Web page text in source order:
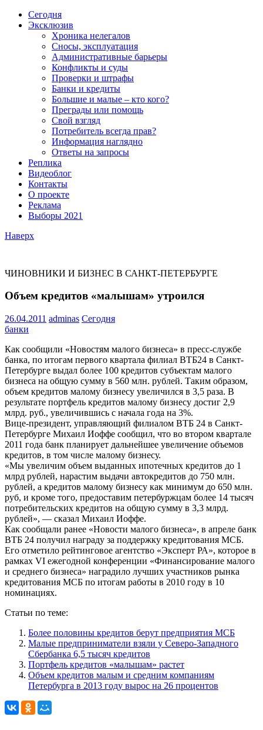
Сегодня
Эксклюзив
Хроника нелегалов
Сносы, эксплуатация
Административные барьеры
Конфликты и суды
Проверки и штрафы
Банки и кредиты
Большие и малые – кто кого?
Преграды или помощь
Свой взгляд
Потребитель всегда прав?
Информация наглядно
Ответы на запросы
Реплика
Видеоблог
Контакты
О проекте
Реклама
Выборы 2021
Наверх
ЧИНОВНИКИ И БИЗНЕС В САНКТ-ПЕТЕРБУРГЕ
Объем кредитов «малышам» утроился
26.04.2011 adminas Сегодня
банки
Как сообщили «Новостям малого бизнеса» в пресс-службе
банка, по итогам первого квартала филиал ВТБ24 в Санкт-
Петербурге выдал более 100 кредитов субъектам малого
бизнеса на общую сумму в 560 млн. рублей. Таким образом,
объем кредитов малому бизнесу увеличился в 3,5 раза. В
результате портфель кредитов малому бизнесу достиг 2,9
млрд. руб., увеличившись с начала года на 3%.
Вице-президент, управляющий филиалом ВТБ 24 в Санкт-
Петербурге Михаил Иоффе сообщил, что во втором квартале
2011 года банк планирует дальнейшее увеличение объемов
кредитов, в том числе малому бизнесу.
«Мы увеличим объем выданных ипотечных кредитов до 1
млрд рублей, нарастим выдачи автокредитов до 750 млн.
рублей, а кредитов малому бизнесу как минимум до 650 млн.
руб, и кроме того, предоставим петербуржцам более 14 тысяч
потребительских кредитов на общую сумму в 3,3 млрд.
рублей», — сказал Михаил Иоффе.
Как сообщали ранее «Новости малого бизнеса», в апреле банк
ВТБ 24 получил награду за поддержку кредитования МСБ.
Его отметило рейтинговое агентство «Эксперт РА», которое в
рамках VI ежегодной конференции «Финансирование малого
и среднего бизнеса» наградило лучших участников рынка
кредитования МСБ по итогам работы в 2010 году в 10
номинациях.
Статьи по теме:
Более половины кредитов берут предприятия МСБ
Малые предприниматели взяли у Северо-Западного
Сбербанка 6,5 тысяч кредитов
Портфель кредитов «малышам» растет
Объем кредитов малым и средним компаниям
Петербурга в 2013 году вырос на 26 процентов